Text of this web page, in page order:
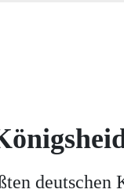
deutschen